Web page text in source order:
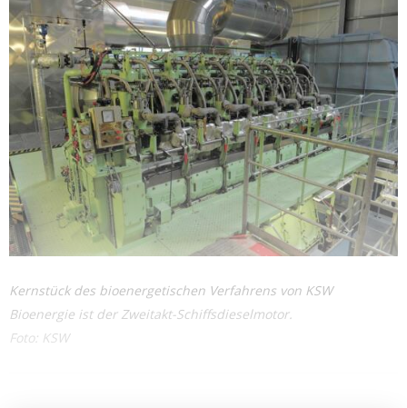
Kernstück des bioenergetischen Verfahrens von KSW
Bioenergie ist der Zweitakt-Schiffsdieselmotor.
Foto: KSW